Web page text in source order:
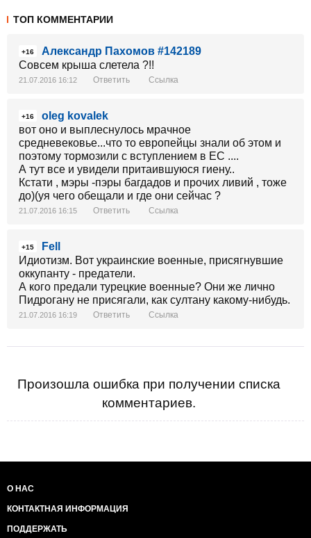
ТОП КОММЕНТАРИИ
+16
Александр Пахомов #142189
Совсем крыша слетела ?!!
21.07.2016 16:12 Ответить Ссылка
+16
oleg kovalek
вот оно и выплеснулось мрачное
средневековье...что то европейцы знали об этом и
поэтому тормозили с вступлением в ЕС ....
А тут все и увидели притаившуюся гиену..
Кстати , мэры -пэры багдадов и прочих ливий , тоже
до)(уя чего обещали и где они сейчас ?
21.07.2016 16:15 Ответить Ссылка
+15
Fell
Идиотизм. Вот украинские военные, присягнувшие
оккупанту - предатели.
А кого предали турецкие военные? Они же лично
Пидрогану не присягали, как султану какому-нибудь.
21.07.2016 16:19 Ответить Ссылка
Произошла ошибка при получении списка
комментариев.
О НАС
КОНТАКТНАЯ ИНФОРМАЦИЯ
ПОДДЕРЖАТЬ